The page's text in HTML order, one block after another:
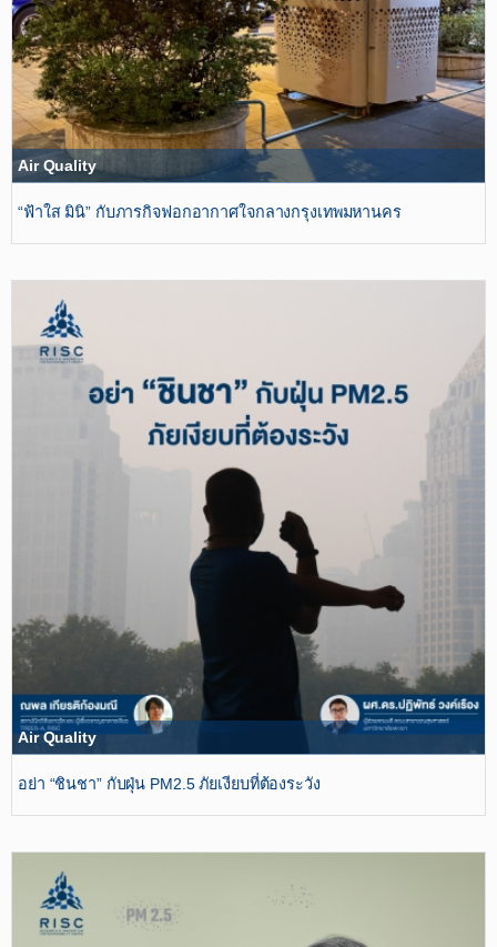
Air Quality
“ฟ้าใส มินิ” กับภารกิจฟอกอากาศใจกลางกรุงเทพมหานคร
Air Quality
อย่า “ชินชา” กับฝุ่น PM2.5 ภัยเงียบที่ต้องระวัง